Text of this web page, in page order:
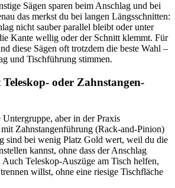
Sägen sparen beim Anschlag und bei
das merkst du bei langen Längsschnitten:
nicht sauber parallel bleibt oder unter
Kante wellig oder der Schnitt klemmt. Für
diese Sägen oft trotzdem die beste Wahl –
und Tischführung stimmen.
oder Zahnstangen-
aber in der Praxis
Zahnstangenführung (Rack-and-Pinion)
sind bei wenig Platz Gold wert, weil du die
kannst, ohne dass der Anschlag
Teleskop-Auszüge am Tisch helfen,
willst, ohne eine riesige Tischfläche